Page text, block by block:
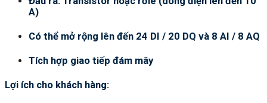
A)
Có thể mở rộng lên đến 24 DI / 20 DQ và 8 AI / 8 AQ
Tích hợp giao tiếp đám mây
Lợi ích cho khách hàng: